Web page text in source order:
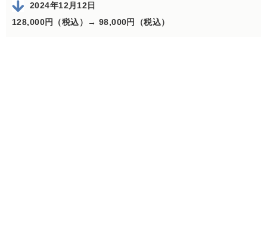
2024年12月12日
128,000円（税込）→ 98,000円（税込）